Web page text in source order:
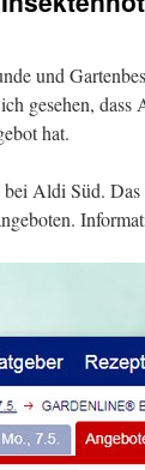
und
gesehen,
hat.
bei Aldi Süd.